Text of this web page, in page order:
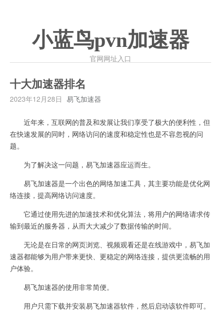
小蓝鸟pvn加速器
官网网址入口
十大加速器排名
2023年12月28日 易飞加速器
近年来，互联网的普及和发展让我们享受了极大的便利性，但
在快速发展的同时，网络访问的速度和稳定性也是不容忽视的问
题。
为了解决这一问题，易飞加速器应运而生。
易飞加速器是一个出色的网络加速工具，其主要功能是优化网
络连接，提高网络访问速度。
它通过使用先进的加速技术和优化算法，将用户的网络请求传
输到最近的服务器，从而大大减少了数据传输的时间。
无论是在日常的网页浏览、视频观看还是在线游戏中，易飞加
速器都能够为用户带来更快、更稳定的网络连接，提供更流畅的用
户体验。
易飞加速器的使用非常简便。
用户只需下载并安装易飞加速器软件，然后启动该软件即可。